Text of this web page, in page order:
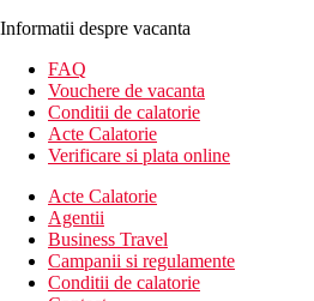
Informatii despre vacanta
FAQ
Vouchere de vacanta
Conditii de calatorie
Acte Calatorie
Verificare si plata online
Acte Calatorie
Agentii
Business Travel
Campanii si regulamente
Conditii de calatorie